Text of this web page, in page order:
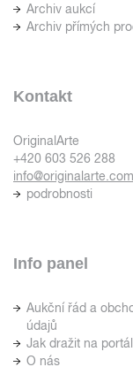
Archiv aukcí
Archiv přímých
Kontakt
OriginalArte
+420 603 526 288
info@originalarte.com
podrobnosti
Info panel
Aukční řád a
údajů
Jak dražit na
O nás